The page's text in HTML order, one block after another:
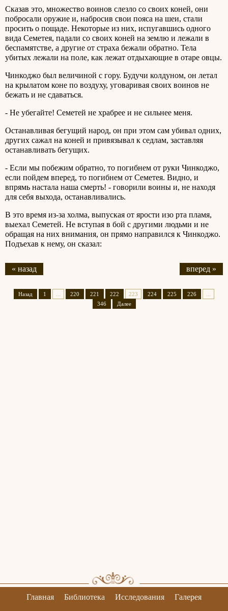
Сказав это, множество воинов слезло со своих коней, они
побросали оружие и, набросив свои пояса на шеи, стали
просить о пощаде. Некоторые из них, испугавшись одного
вида Семетея, падали со своих коней на землю и лежали в
беспамятстве, а другие от страха бежали обратно. Тела
убитых лежали на поле, как лежат отдыхающие в отаре овцы.
Чинкоджо был величиной с гору. Будучи колдуном, он летал
на крылатом коне по воздуху, уговаривая своих воинов не
бежать и не сдаваться.
- Не убегайте! Семетей не храбрее и не сильнее меня.
Останавливая бегущий народ, он при этом сам убивал одних,
других сажал на коней и привязывал к седлам, заставляя
останавливать бегущих.
- Если мы побежим обратно, то погибнем от руки Чинкоджо,
если пойдем вперед, то погибнем от Семетея. Видно, и
впрямь настала наша смерть! - говорили воины и, не находя
для себя выхода, останавливались.
В это время из-за холма, выпуская от ярости изо рта пламя,
выехал Семетей. Не вступая в бой с другими людьми и не
обращая на них внимания, он прямо направился к Чинкоджо.
Подъехав к нему, он сказал:
« назад вперед »
Назад 1 220 221 222 223 224 225 226
346
Далее
Главная Библиотека Исследования Галерея